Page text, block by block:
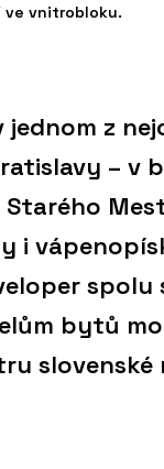
ve vnitrobloku.
jednom z
– v
i
bytů
slovenské